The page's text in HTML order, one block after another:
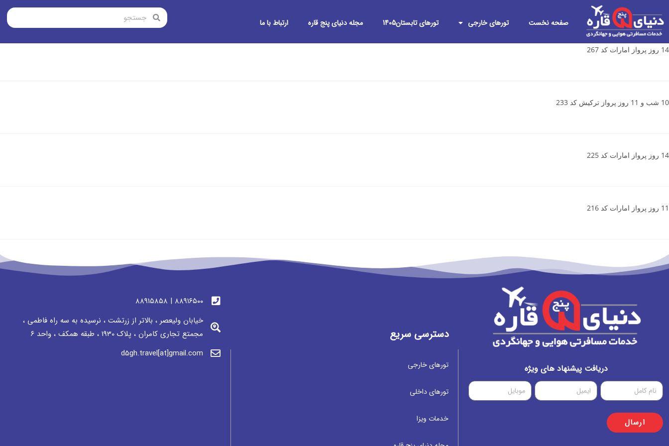
صفحه نخست تورهای خارجی تورهای تابستان1405 مجله دنیای پنج قاره ارتباط با ما
14 روز پرواز امارات کد 267
10 شب و 11 روز پرواز ترکیش کد 233
14 روز پرواز امارات کد 225
11 روز پرواز امارات کد 216
دریافت پیشنهاد های ویژه
ارسال
دسترسی سریع
تورهای خارجی
تورهای داخلی
خدمات ویزا
٨٨٩١٦٥٠٠ | ٨٨٩١٥٨٥٨
خیابان ولیعصر ، بالاتر از زرتشت ، نرسيده به سه راه فاطمی ،
مجمتع تجاری كامران ، پلاک 1930 ، طبقه همکف ، واحد ٦
d5gh.travel[at]gmail.com